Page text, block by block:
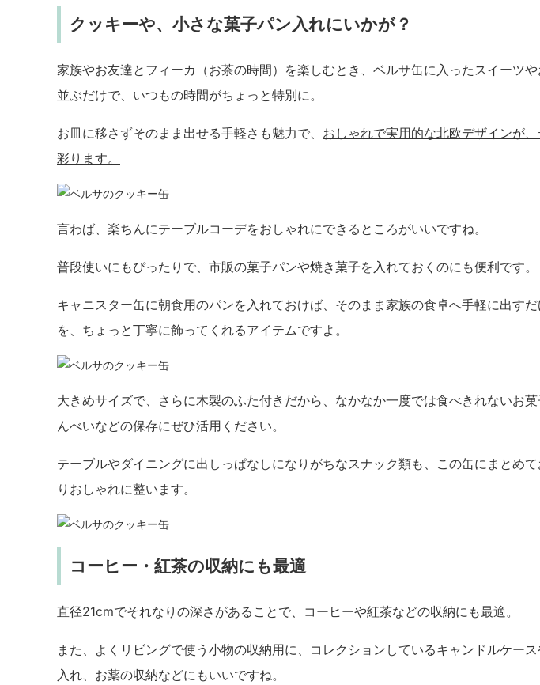
クッキーや、小さな菓子パン入れにいかが？
家族やお友達とフィーカ（お茶の時間）を楽しむとき、ベルサ缶に入ったスイーツ
並ぶだけで、いつもの時間がちょっと特別に。
お皿に移さずそのまま出せる手軽さも魅力で、 おしゃれで実用的な北欧デザインが、
彩ります。
言わば、楽ちんにテーブルコーデをおしゃれにできるところがいいですね。
普段使いにもぴったりで、市販の菓子パンや焼き菓子を入れておくのにも便利です。
キャニスター缶に朝食用のパンを入れておけば、そのまま家族の食卓へ手軽に出す
を、ちょっと丁寧に飾ってくれるアイテムですよ。
大きめサイズで、さらに木製のふた付きだから、なかなか一度では食べきれないお
んべいなどの保存にぜひ活用ください。
テーブルやダイニングに出しっぱなしになりがちなスナック類も、この缶にまとめ
りおしゃれに整います。
コーヒー・紅茶の収納にも最適
直径21cmでそれなりの深さがあることで、コーヒーや紅茶などの収納にも最適。
また、よくリビングで使う小物の収納用に、コレクションしているキャンドルケー
入れ、お薬の収納などにもいいですね。